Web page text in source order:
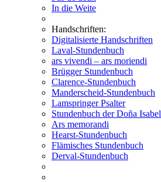
In die Weite
Handschriften:
Digitalisierte Handschriften
Laval-Stundenbuch
ars vivendi – ars moriendi
Brügger Stundenbuch
Clarence-Stundenbuch
Manderscheid-Stundenbuch
Lamspringer Psalter
Stundenbuch der Doña Isabel
Ars memorandi
Hearst-Stundenbuch
Flämisches Stundenbuch
Derval-Stundenbuch